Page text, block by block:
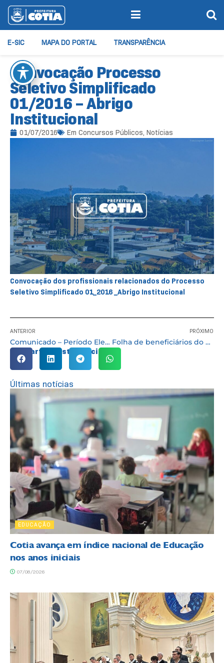
E-SIC MAPA DO PORTAL TRANSPARÊNCIA
Convocação Processo
Seletivo Simplificado
01/2016 – Abrigo
Institucional
01/07/2016 Em Concursos Públicos, Notícias
Convocação dos profissionais relacionados do Processo
Seletivo Simplificado 01_2016 _Abrigo Institucional
ANTERIOR
Comunicado – Período Eleitoral
PRÓXIMO
Folha de beneficiários do Programa Bolsa Família referente ao mês de agosto
Compartilhe esta notícia:
Últimas notícias
EDUCAÇÃO
Cotia avança em índice nacional de Educação
nos anos iniciais
07/08/2026